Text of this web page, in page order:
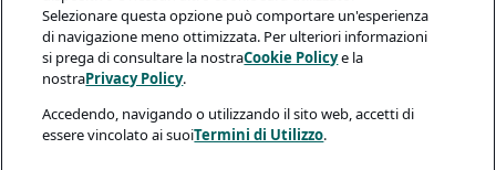
Selezionare questa opzione può comportare un'esperienza
di navigazione meno ottimizzata. Per ulteriori informazioni
si prega di consultare la nostraCookie Policye la
nostraPrivacy Policy.
Accedendo, navigando o utilizzando il sito web, accetti di
essere vincolato ai suoiTermini di Utilizzo.